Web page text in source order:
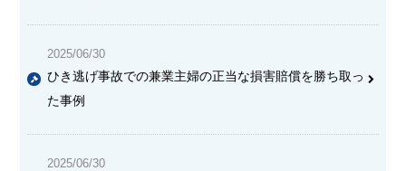
2025/06/30
ひき逃げ事故での兼業主婦の正当な損害賠償を勝ち取っ
た事例
2025/06/30